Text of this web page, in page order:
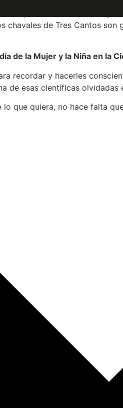
chavales de Tres Cantos
de la Mujer y la Niña en la
recordar y hacerles
de esas científicas
que quiera, no hace falta